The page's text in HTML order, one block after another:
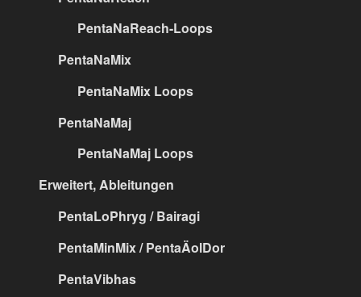
PentaNaReach-Loops
PentaNaMix
PentaNaMix Loops
PentaNaMaj
PentaNaMaj Loops
Erweitert, Ableitungen
PentaLoPhryg / Bairagi
PentaMinMix / PentaÄolDor
PentaVibhas